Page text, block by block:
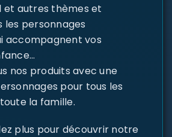
et autres thèmes et
les personnages
accompagnent vos
nos produits avec une
pour tous les
la famille.
plus pour découvrir notre